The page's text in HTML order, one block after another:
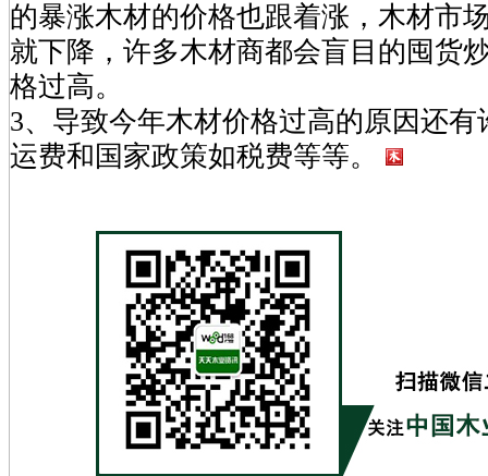
的暴涨木材的价格也跟着涨，木材市
就下降，许多木材商都会盲目的囤货
格过高。
3、导致今年木材价格过高的原因还
运费和国家政策如税费等等。